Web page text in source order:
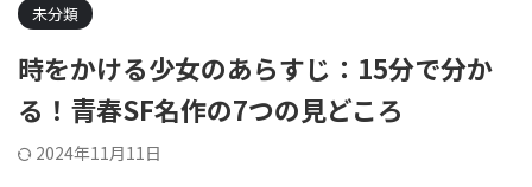
未分類
時をかける少女のあらすじ：15分で分か
る！青春SF名作の7つの見どころ
2024年11月11日